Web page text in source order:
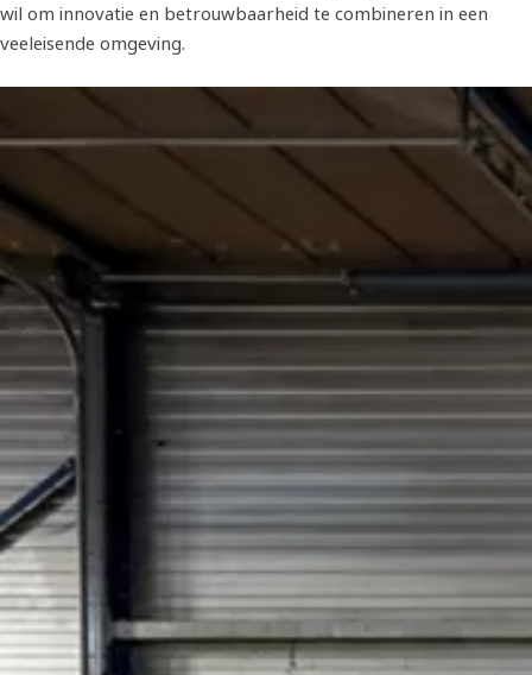
wil om innovatie en betrouwbaarheid te combineren in een
veeleisende omgeving.